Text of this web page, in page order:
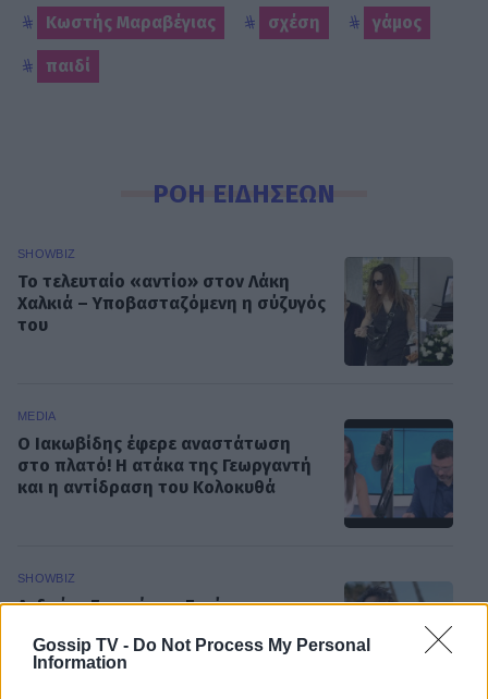
Gossip TV - Do Not Process My Personal
Information
Κωστής Μαραβέγιας σχέση γάμος
παιδί
ΡΟΗ ΕΙΔΗΣΕΩΝ
SHOWBIZ
Το τελευταίο «αντίο» στον Λάκη
Χαλκιά – Υποβασταζόμενη η σύζυγός
του
MEDIA
Ο Ιακωβίδης έφερε αναστάτωση
στο πλατό! Η ατάκα της Γεωργαντή
και η αντίδραση του Κολοκυθά
SHOWBIZ
Ανδρέας Γεωργίου – Σιμώνη
υπέροχες στιγμές στο Μιλάνο!